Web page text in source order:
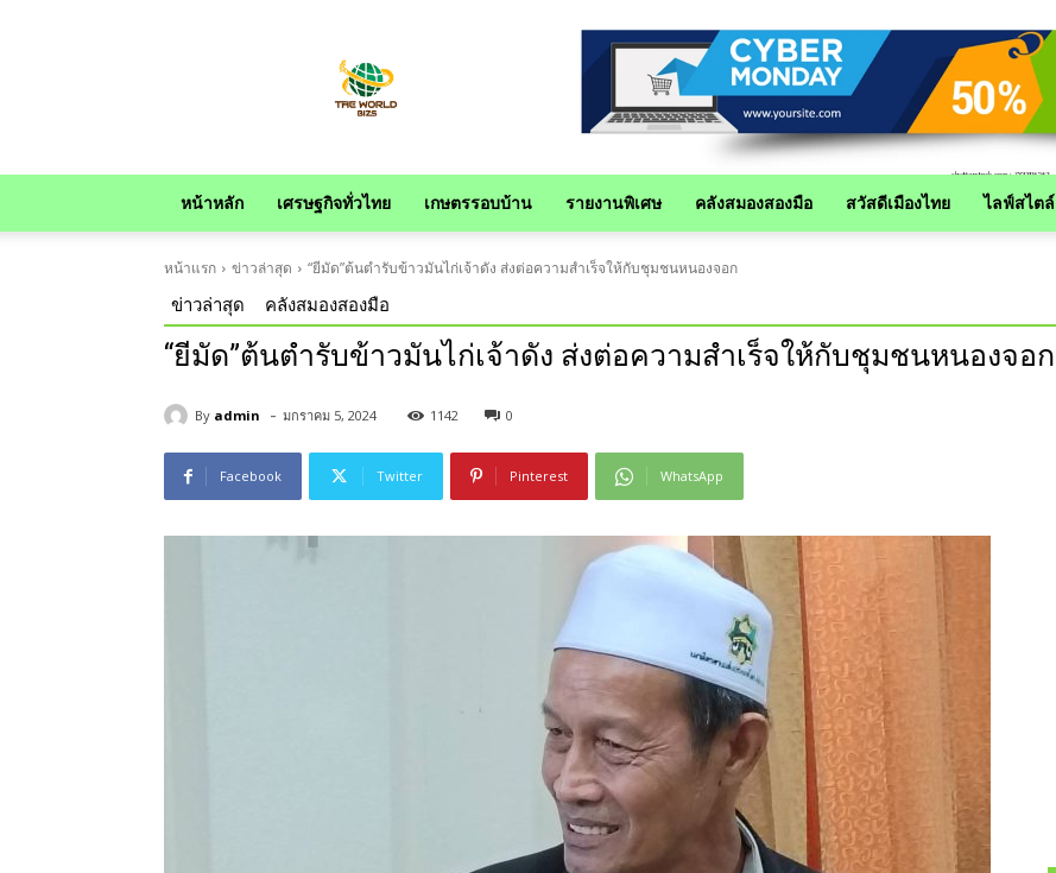
หน้าหลัก เศรษฐกิจทั่วไทย เกษตรรอบบ้าน รายงานพิเศษ คลังสมองสองมือ สวัสดีเมืองไทย ไลฟ์สไตล์
หน้าแรก ข่าวล่าสุด “ยีมัด”ต้นตำรับข้าวมันไก่เจ้าดัง ส่งต่อความสำเร็จให้กับชุมชนหนองจอก
ข่าวล่าสุด คลังสมองสองมือ
“ยีมัด”ต้นตำรับข้าวมันไก่เจ้าดัง ส่งต่อความสำเร็จให้กับชุมชนหนองจอก
By admin - มกราคม 5, 2024 1142 0
Facebook Twitter Pinterest WhatsApp